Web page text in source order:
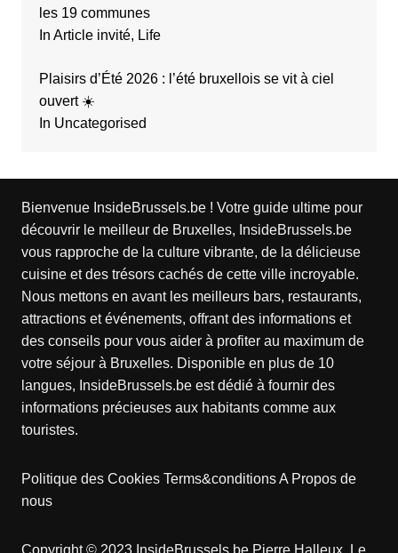
les 19 communes
In Article invité, Life
Plaisirs d’Été 2026 : l’été bruxellois se vit à ciel
ouvert ☀️
In Uncategorised
Bienvenue InsideBrussels.be ! Votre guide ultime pour
découvrir le meilleur de Bruxelles, InsideBrussels.be
vous rapproche de la culture vibrante, de la délicieuse
cuisine et des trésors cachés de cette ville incroyable.
Nous mettons en avant les meilleurs bars, restaurants,
attractions et événements, offrant des informations et
des conseils pour vous aider à profiter au maximum de
votre séjour à Bruxelles. Disponible en plus de 10
langues, InsideBrussels.be est dédié à fournir des
informations précieuses aux habitants comme aux
touristes.
Politique des Cookies Terms&conditionsA Propos de
nous